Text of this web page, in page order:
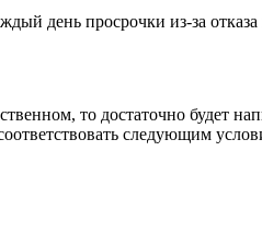
день просрочки из-за отказа
то достаточно будет
следующим